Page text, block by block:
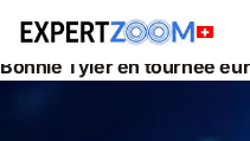
Actualités Général
Bonnie Tyler en tournée